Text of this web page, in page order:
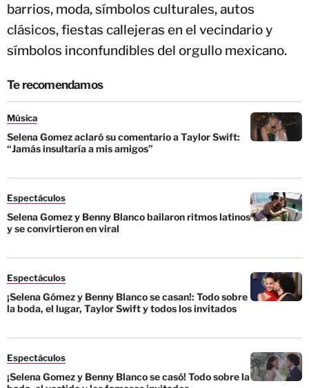
barrios, moda, símbolos culturales, autos
clásicos, fiestas callejeras en el vecindario y
símbolos inconfundibles del orgullo mexicano.
Te recomendamos
Música
Selena Gomez aclaró su comentario a Taylor Swift:
“Jamás insultaría a mis amigos”
Espectáculos
Selena Gomez y Benny Blanco bailaron ritmos latinos
y se convirtieron en viral
Espectáculos
¡Selena Gómez y Benny Blanco se casan!: Todo sobre
la boda, el lugar, Taylor Swift y todos los invitados
Espectáculos
¡Selena Gomez y Benny Blanco se casó! Todo sobre la